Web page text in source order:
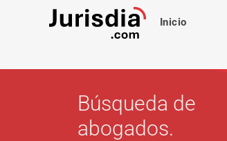
Inicio
Búsqueda de
abogados.